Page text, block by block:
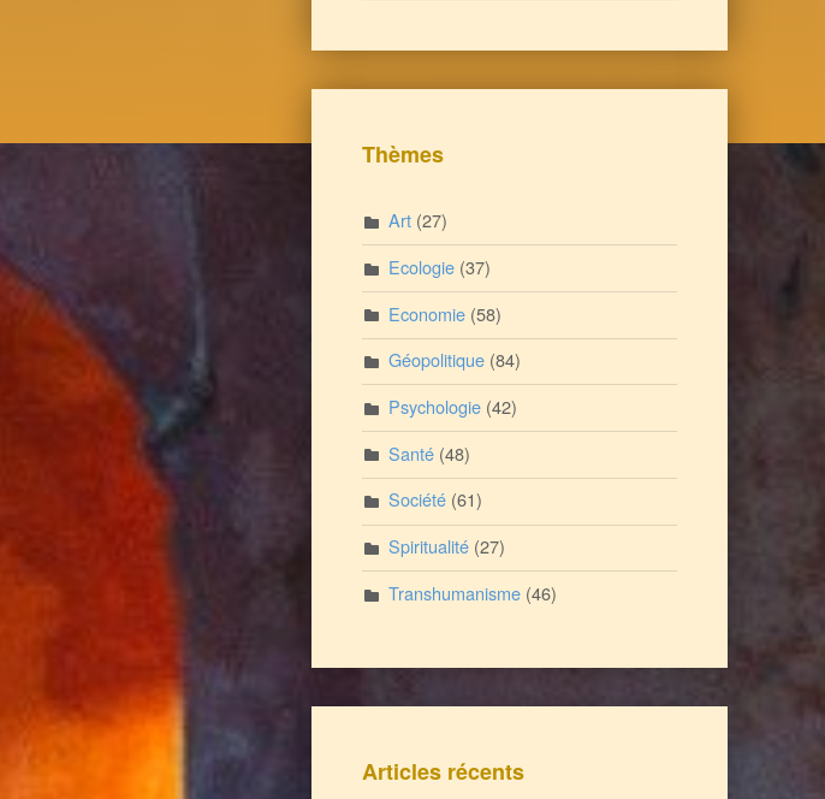
Thèmes
Art(27)
Ecologie(37)
Economie(58)
Géopolitique(84)
Psychologie(42)
Santé(48)
Société(61)
Spiritualité(27)
Transhumanisme(46)
Articles récents